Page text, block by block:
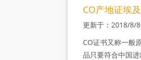
CO产地证埃
更新于：2018/
CO证书又称一般
品只要符合中国